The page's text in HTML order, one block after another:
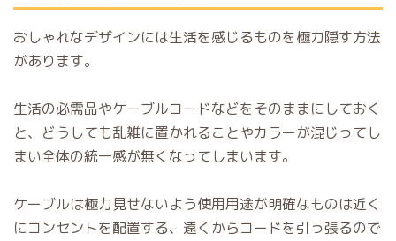
おしゃれなデザインには生活を感じるものを極力隠す方法
があります。
生活の必需品やケーブルコードなどをそのままにしておく
と、どうしても乱雑に置かれることやカラーが混じってし
まい全体の統一感が無くなってしまいます。
ケーブルは極力見せないよう使用用途が明確なものは近く
にコンセントを配置する、遠くからコードを引っ張るので